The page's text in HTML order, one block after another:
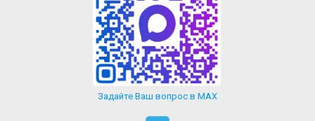
Задайте Ваш вопрос в MAX